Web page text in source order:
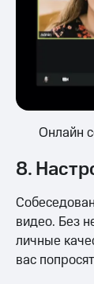
Онлайн
8.
видео. Без
личные
вас